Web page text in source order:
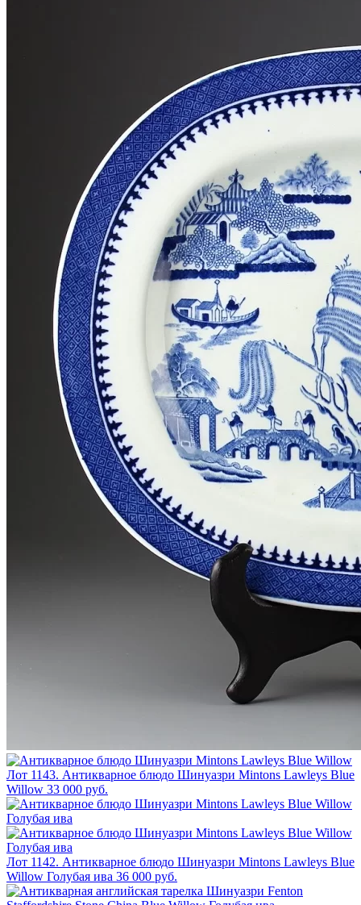
Лот 1143. Антикварное блюдо Шинуазри Mintons Lawleys Blue
Willow 33 000 руб.
Лот 1142. Антикварное блюдо Шинуазри Mintons Lawleys Blue
Willow Голубая ива 36 000 руб.